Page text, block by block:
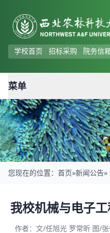
学校首页 招标采购 院务信
菜单
新闻动态
您现在的位置： 首页»新闻公告»
我校机械与电子
作者：文/任旭光 罗常昕 图/